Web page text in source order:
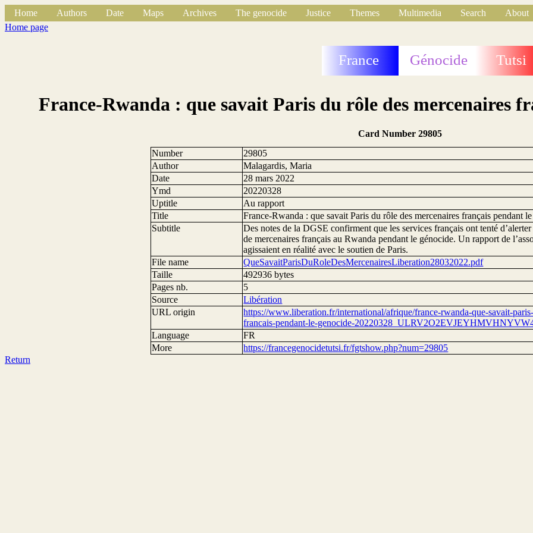
Home Authors Date Maps Archives The genocide Justice Themes Multimedia Search
About
Home page
France Génocide Tutsi
France-Rwanda : que savait Paris du rôle des mercenaires
Card Number 29805
Number
29805
Author
Malagardis, Maria
Date
28 mars 2022
Ymd
20220328
Uptitle
Au rapport
Title
France-Rwanda : que savait Paris du rôle des mercenaires français pendant
Subtitle
Des notes de la DGSE confirment que les services français ont tenté
de mercenaires français au Rwanda pendant le génocide. Un rapport de
agissaient en réalité avec le soutien de Paris.
File name
QueSavaitParisDuRoleDesMercenairesLiberation28032022.pdf
Taille
492936 bytes
Pages nb.
5
Source
Libération
URL origin
https://www.liberation.fr/international/afrique/france-rwanda-que-savait-
francais-pendant-le-genocide-
Language
FR
More
https://francegenocidetutsi.fr/fgtshow.php?num=29805
Return